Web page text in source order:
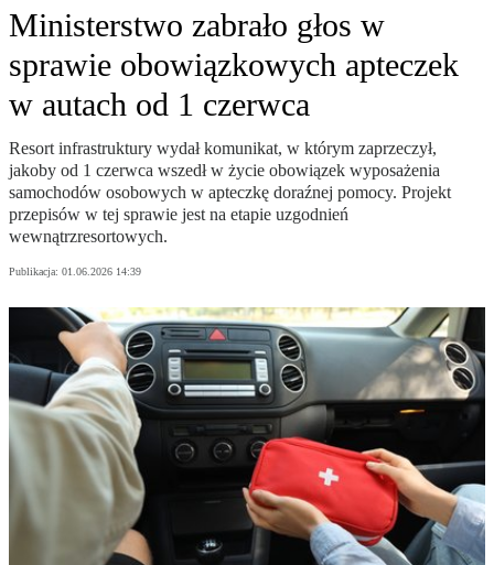
Ministerstwo zabrało głos w
sprawie obowiązkowych apteczek
w autach od 1 czerwca
Resort infrastruktury wydał komunikat, w którym zaprzeczył,
jakoby od 1 czerwca wszedł w życie obowiązek wyposażenia
samochodów osobowych w apteczkę doraźnej pomocy. Projekt
przepisów w tej sprawie jest na etapie uzgodnień
wewnątrzresortowych.
Publikacja: 01.06.2026 14:39